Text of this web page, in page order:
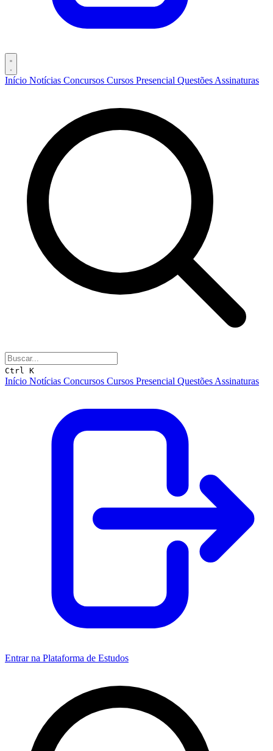
Início Notícias Concursos Cursos Presencial Questões Assinaturas
Ctrl K
Início Notícias Concursos Cursos Presencial Questões Assinaturas
Entrar na Plataforma de Estudos